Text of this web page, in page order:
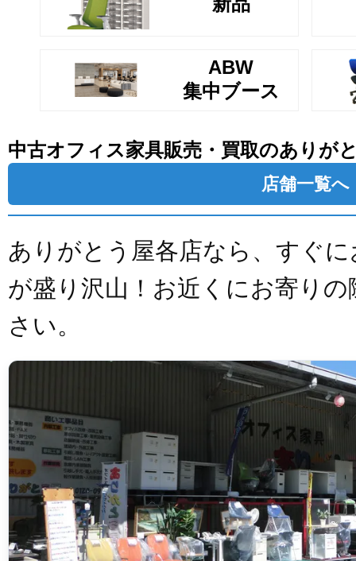
ABW
集中ブース
中古オフィス家具販売・買取のありが
店舗一覧へ
ありがとう屋各店なら、すぐ
が盛り沢山！お近くにお寄り
さい。